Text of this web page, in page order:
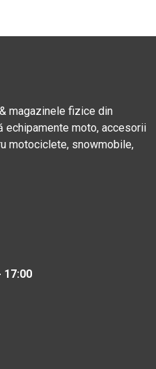
magazinele fizice din
echipamente moto, accesorii
motociclete, snowmobile,
17:00